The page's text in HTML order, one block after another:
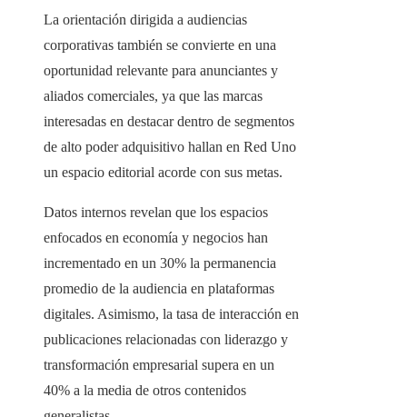
La orientación dirigida a audiencias
corporativas también se convierte en una
oportunidad relevante para anunciantes y
aliados comerciales, ya que las marcas
interesadas en destacar dentro de segmentos
de alto poder adquisitivo hallan en Red Uno
un espacio editorial acorde con sus metas.
Datos internos revelan que los espacios
enfocados en economía y negocios han
incrementado en un 30% la permanencia
promedio de la audiencia en plataformas
digitales. Asimismo, la tasa de interacción en
publicaciones relacionadas con liderazgo y
transformación empresarial supera en un
40% a la media de otros contenidos